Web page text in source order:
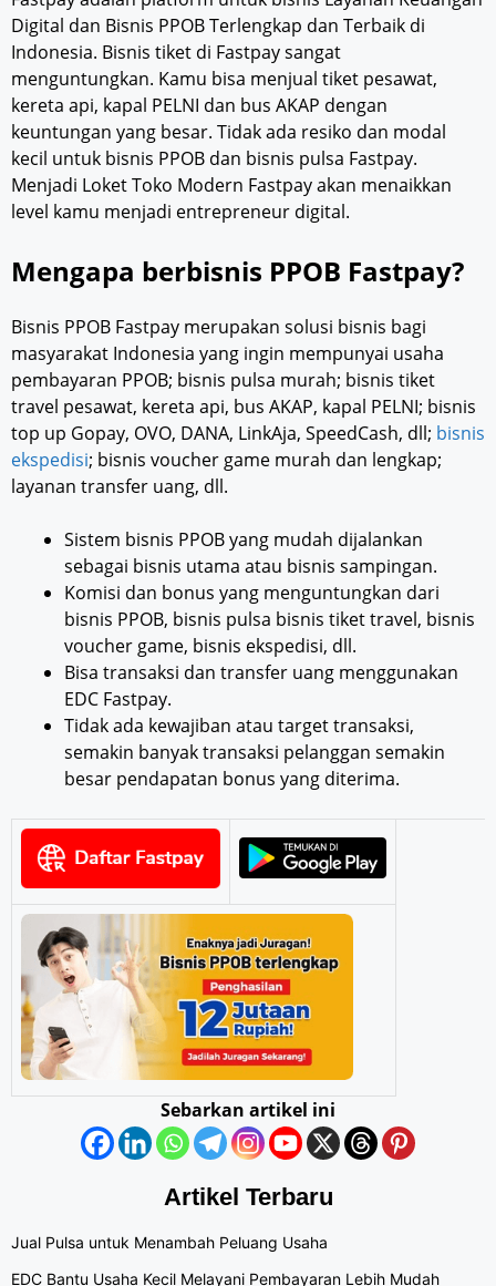
Digital dan Bisnis PPOB Terlengkap dan Terbaik di
Indonesia. Bisnis tiket di Fastpay sangat
menguntungkan. Kamu bisa menjual tiket pesawat,
kereta api, kapal PELNI dan bus AKAP dengan
keuntungan yang besar. Tidak ada resiko dan modal
kecil untuk bisnis PPOB dan bisnis pulsa Fastpay.
Menjadi Loket Toko Modern Fastpay akan menaikkan
level kamu menjadi entrepreneur digital.
Mengapa berbisnis PPOB Fastpay?
Bisnis PPOB Fastpay merupakan solusi bisnis bagi
masyarakat Indonesia yang ingin mempunyai usaha
pembayaran PPOB; bisnis pulsa murah; bisnis tiket
travel pesawat, kereta api, bus AKAP, kapal PELNI; bisnis
top up Gopay, OVO, DANA, LinkAja, SpeedCash, dll; bisnis
ekspedisi; bisnis voucher game murah dan lengkap;
layanan transfer uang, dll.
Sistem bisnis PPOB yang mudah dijalankan
sebagai bisnis utama atau bisnis sampingan.
Komisi dan bonus yang menguntungkan dari
bisnis PPOB, bisnis pulsa bisnis tiket travel, bisnis
voucher game, bisnis ekspedisi, dll.
Bisa transaksi dan transfer uang menggunakan
EDC Fastpay.
Tidak ada kewajiban atau target transaksi,
semakin banyak transaksi pelanggan semakin
besar pendapatan bonus yang diterima.
Sebarkan artikel ini
Artikel Terbaru
Jual Pulsa untuk Menambah Peluang Usaha
EDC Bantu Usaha Kecil Melayani Pembayaran Lebih Mudah